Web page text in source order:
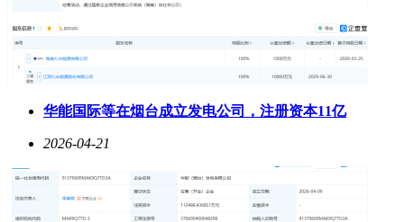
华能国际等在烟台成立发电公司，注册资本11亿
2026-04-21